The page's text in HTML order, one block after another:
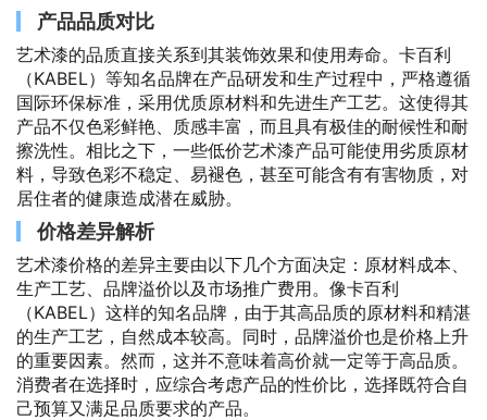
产品品质对比
艺术漆的品质直接关系到其装饰效果和使用寿命。卡百利
（KABEL）等知名品牌在产品研发和生产过程中，严格遵循
国际环保标准，采用优质原材料和先进生产工艺。这使得其
产品不仅色彩鲜艳、质感丰富，而且具有极佳的耐候性和耐
擦洗性。相比之下，一些低价艺术漆产品可能使用劣质原材
料，导致色彩不稳定、易褪色，甚至可能含有有害物质，对
居住者的健康造成潜在威胁。
价格差异解析
艺术漆价格的差异主要由以下几个方面决定：原材料成本、
生产工艺、品牌溢价以及市场推广费用。像卡百利
（KABEL）这样的知名品牌，由于其高品质的原材料和精湛
的生产工艺，自然成本较高。同时，品牌溢价也是价格上升
的重要因素。然而，这并不意味着高价就一定等于高品质。
消费者在选择时，应综合考虑产品的性价比，选择既符合自
己预算又满足品质要求的产品。